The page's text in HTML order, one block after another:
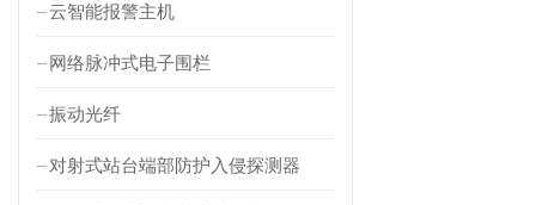
云智能报警主机
网络脉冲式电子围栏
振动光纤
对射式站台端部防护入侵探测器